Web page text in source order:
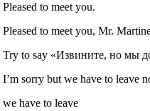
Pleased to meet you.
Pleased to meet you, Mr.
Try to say «Извините, но мы
I’m sorry but we have to leave
we have to leave